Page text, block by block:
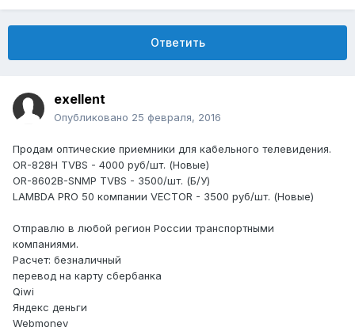
Ответить
exellent
Опубликовано 25 февраля, 2016
Продам оптические приемники для кабельного телевидения.
OR-828H TVBS - 4000 руб/шт. (Новые)
OR-8602B-SNMP TVBS - 3500/шт. (Б/У)
LAMBDA PRO 50 компании VECTOR - 3500 руб/шт. (Новые)
Отправлю в любой регион России транспортными
компаниями.
Расчет: безналичный
перевод на карту сбербанка
Qiwi
Яндекс деньги
Webmoney